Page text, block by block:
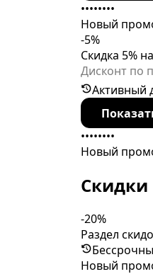
••••••••
Новый
-5%
Скидка 5%
Дисконт по
ограничен,
Активный
••••••••
Новый
Скидки
-20%
Раздел
Новый